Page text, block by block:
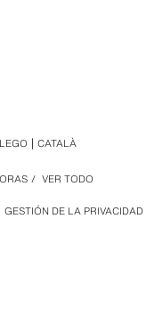
GESTIÓN DE LA PRIVACIDAD
/ VER TODO
CATALÀ